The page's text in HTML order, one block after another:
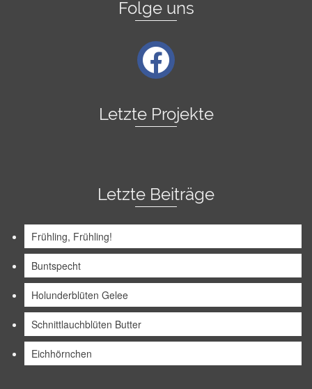
Folge uns
facebook
Letzte Projekte
Letzte Beiträge
Frühling, Frühling!
Buntspecht
Holunderblüten Gelee
Schnittlauchblüten Butter
Eichhörnchen